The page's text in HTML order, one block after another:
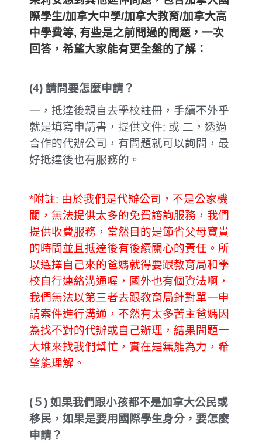
際學生/加拿大中學/加拿大教育/加拿大高
中學費等, 有些是之前問過的問題，一次
回答，希望大家能有更全盤的了解：
(4) 請問要怎麼申請？
一，抵達後親自去學校註冊，手續不外乎
就是填寫申請書，提供文件; 或 二，透過
合作的代辦公司，有問題就可以詢問，最
好抵達後也有服務的。
*附註: 由於我們是代辦公司，不是公家機
關，無法提供太多的免費諮詢服務，我們
提供收費服務，當然目的是節省父母寶貴
的時間並且抵達後有後續關心的責任。所
以選擇自己來的爸媽就得要跟教育局和學
校自行連絡溝通喔，國外也有個資法啊，
我們無法以第三者去跟教育局針對單一申
請案件進行溝通，不然有太多苦主爸媽因
為找不對的代辦或自己辦理，結果問題一
大堆來找我們幫忙，實在是無能為力，希
望能理解。
(５) 如果我們跟小孩都不是加拿大公民或
移民，如果是要用國際學生身分，要怎麼
申請？